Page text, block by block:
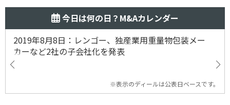
今日は何の日？M&Aカレンダー
2019年8月8日：レンゴー、独産業用重量物包装メー
カーなど2社の子会社化を発表
※表示のディールは公表日ベースです。